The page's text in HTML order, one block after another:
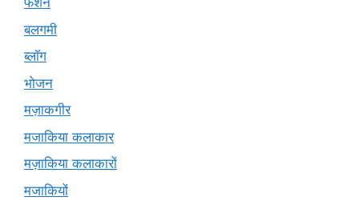
बलगमी
ब्लॉग
भोजन
मज़ाकगीर
मजाकिया कलाकार
मज़ाकिया कलाकारों
मजाकियों